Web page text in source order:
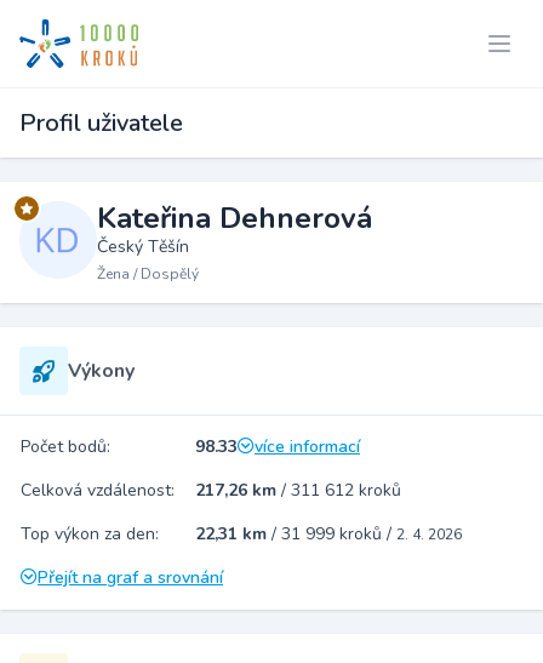
Profil uživatele
Kateřina Dehnerová
Český Těšín
Žena / Dospělý
Výkony
Počet bodů: 98.33
více informací
Celková vzdálenost:
217,26 km / 311 612 kroků
Top výkon za den:
22,31 km / 31 999 kroků / 2. 4. 2026
Přejít na graf a srovnání